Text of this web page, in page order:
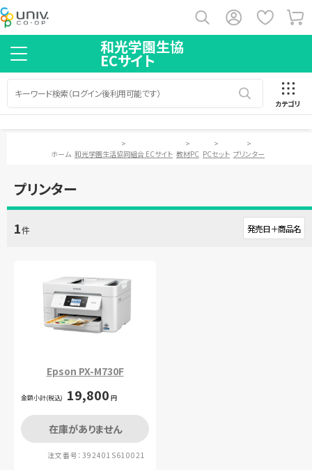
和光学園生協
ECサイト
カテゴリ
ホーム
>
和光学園生活協同組合 ECサイト
>
教材PC
>
PCセット
>
プリンター
プリンター
1件
Epson PX-M730F
金額小計(税込) 19,800 円
在庫がありません
注文番号：392401S610021